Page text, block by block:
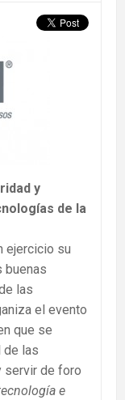
y
de la
ejercicio su
buenas
las
el evento
que se
de las
servir de foro
e